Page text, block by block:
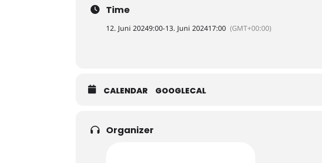
Time
12. Juni 20249:00-13. Juni 202417:00 (GMT+00:00)
CALENDAR GOOGLECAL
Organizer